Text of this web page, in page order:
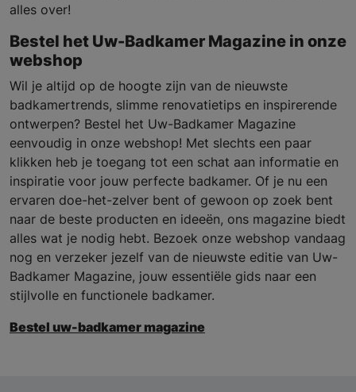
alles over!
Bestel het Uw-Badkamer Magazine in onze
webshop
Wil je altijd op de hoogte zijn van de nieuwste
badkamertrends, slimme renovatietips en inspirerende
ontwerpen? Bestel het Uw-Badkamer Magazine
eenvoudig in onze webshop! Met slechts een paar
klikken heb je toegang tot een schat aan informatie en
inspiratie voor jouw perfecte badkamer. Of je nu een
ervaren doe-het-zelver bent of gewoon op zoek bent
naar de beste producten en ideeën, ons magazine biedt
alles wat je nodig hebt. Bezoek onze webshop vandaag
nog en verzeker jezelf van de nieuwste editie van Uw-
Badkamer Magazine, jouw essentiële gids naar een
stijlvolle en functionele badkamer.
Bestel uw-badkamer magazine